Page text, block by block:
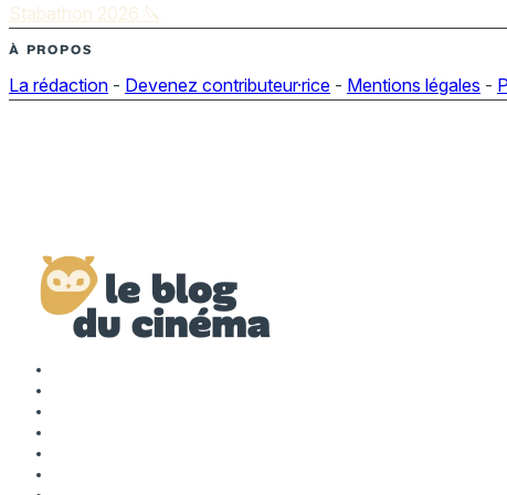
Stabathon 2026 🔪
À PROPOS
La rédaction - Devenez contributeur·rice - Mentions légales -